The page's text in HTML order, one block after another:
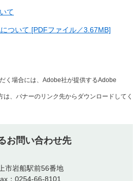
て
ついて [PDFファイル／3.67MB]
く場合には、Adobe社が提供するAdobe
、バナーのリンク先からダウンロードしてく
お問い合わせ先
市岩船駅前56番地
：0254-66-8101